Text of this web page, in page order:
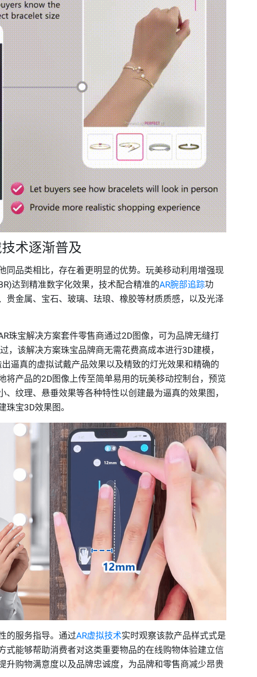
术逐渐普及
同品类相比，存在着更明显的优势。玩美移动利用增强现
达到精准数字化效果，技术配合精准的AR腕部追踪功
贵金属、宝石、玻璃、珐琅、橡胶等材质质感，以及光泽
珠宝解决方案套件零售商通过2D图像，可为品牌无缝打
，该解决方案珠宝品牌商无需花费高成本进行3D建模，
逼真的虚拟试戴产品效果以及精致的灯光效果和精确的
将产品的2D图像上传至简单易用的玩美移动控制台，预览
、纹理、悬垂效果等各种特性以创建最为逼真的效果图，
宝3D效果图。
的服务指导。通过AR虚拟技术实时观察该款产品样式式是
式能够帮助消费者对这类重要物品的在线购物体验建立信
升购物满意度以及品牌忠诚度，为品牌和零售商减少昂贵